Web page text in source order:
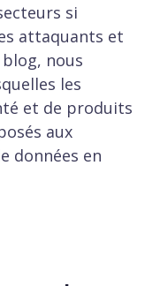
si
attaquants et
nous
les
et de produits
aux
données en